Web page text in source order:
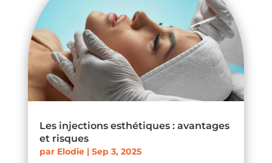
Les injections esthétiques : avantages
et risques
par Elodie| Sep 3, 2025